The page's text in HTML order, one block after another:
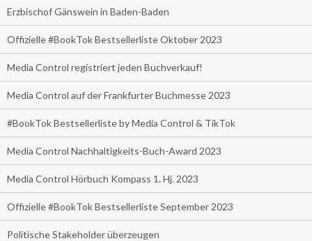
Erzbischof Gänswein in Baden-Baden
Offizielle #BookTok Bestsellerliste Oktober 2023
Media Control registriert jeden Buchverkauf!
Media Control auf der Frankfurter Buchmesse 2023
#BookTok Bestsellerliste by Media Control & TikTok
Media Control Nachhaltigkeits-Buch-Award 2023
Media Control Hörbuch Kompass 1. Hj. 2023
Offizielle #BookTok Bestsellerliste September 2023
Politische Stakeholder überzeugen